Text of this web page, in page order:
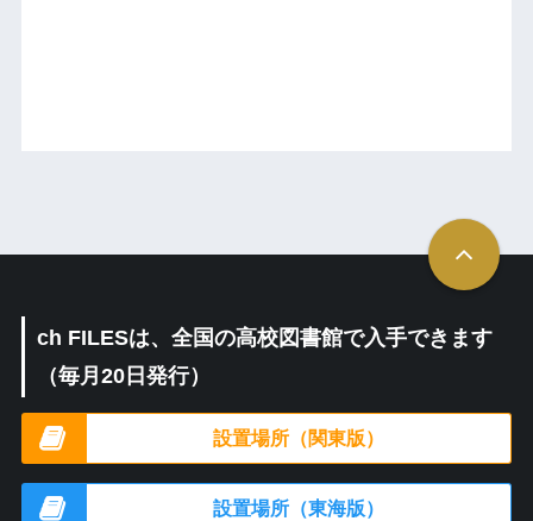
ch FILESは、全国の高校図書館で入手できます
（毎月20日発行）
設置場所（関東版）
設置場所（東海版）